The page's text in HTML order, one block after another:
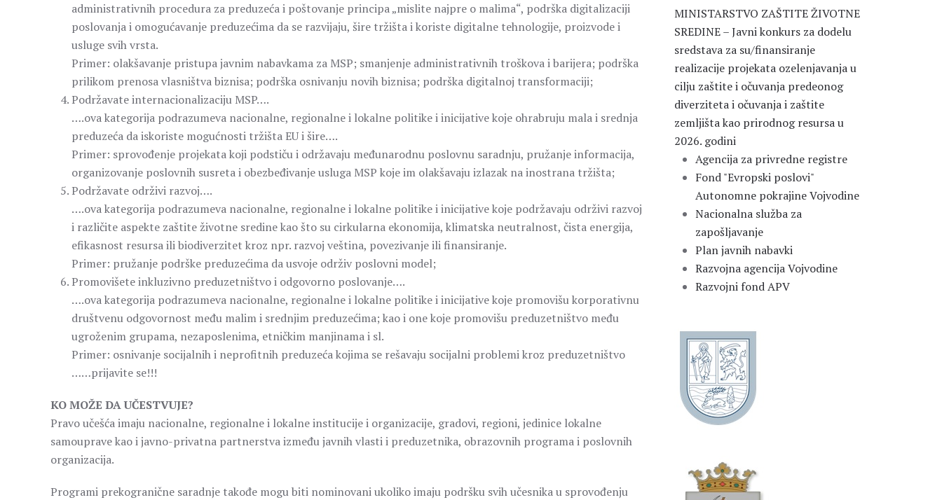
administrativnih procedura za preduzeća i poštovanje principa „mislite najpre o malima“, podrška digitalizaciji
poslovanja i omogućavanje preduzećima da se razvijaju, šire tržišta i koriste digitalne tehnologije, proizvode i
usluge svih vrsta.
Primer: olakšavanje pristupa javnim nabavkama za MSP; smanjenje administrativnih troškova i barijera; podrška
prilikom prenosa vlasništva biznisa; podrška osnivanju novih biznisa; podrška digitalnoj transformaciji;
Podržavate internacionalizaciju MSP….
….ova kategorija podrazumeva nacionalne, regionalne i lokalne politike i inicijative koje ohrabruju mala i srednja
preduzeća da iskoriste mogućnosti tržišta EU i šire….
Primer: sprovođenje projekata koji podstiču i održavaju međunarodnu poslovnu saradnju, pružanje informacija,
organizovanje poslovnih susreta i obezbeđivanje usluga MSP koje im olakšavaju izlazak na inostrana tržišta;
Podržavate održivi razvoj….
….ova kategorija podrazumeva nacionalne, regionalne i lokalne politike i inicijative koje podržavaju održivi razvoj
i različite aspekte zaštite životne sredine kao što su cirkularna ekonomija, klimatska neutralnost, čista energija,
efikasnost resursa ili biodiverzitet kroz npr. razvoj veština, povezivanje ili finansiranje.
Primer: pružanje podrške preduzećima da usvoje održiv poslovni model;
Promovišete inkluzivno preduzetništvo i odgovorno poslovanje….
….ova kategorija podrazumeva nacionalne, regionalne i lokalne politike i inicijative koje promovišu korporativnu
društvenu odgovornost među malim i srednjim preduzećima; kao i one koje promovišu preduzetništvo među
ugroženim grupama, nezaposlenima, etničkim manjinama i sl.
Primer: osnivanje socijalnih i neprofitnih preduzeća kojima se rešavaju socijalni problemi kroz preduzetništvo
……prijavite se!!!
KO MOŽE DA UČESTVUJE?
Pravo učešća imaju nacionalne, regionalne i lokalne institucije i organizacije, gradovi, regioni, jedinice lokalne
samouprave kao i javno-privatna partnerstva između javnih vlasti i preduzetnika, obrazovnih programa i poslovnih
organizacija.
Programi prekogranične saradnje takođe mogu biti nominovani ukoliko imaju podršku svih učesnika u sprovođenju
MINISTARSTVO ZAŠTITE ŽIVOTNE
SREDINE – Javni konkurs za dodelu
sredstava za su/finansiranje
realizacije projekata ozelenjavanja u
cilju zaštite i očuvanja predeonog
diverziteta i očuvanja i zaštite
zemljišta kao prirodnog resursa u
2026. godini
Agencija za privredne registre
Fond "Evropski poslovi"
Autonomne pokrajine Vojvodine
Nacionalna služba za
zapošljavanje
Plan javnih nabavki
Razvojna agencija Vojvodine
Razvojni fond APV